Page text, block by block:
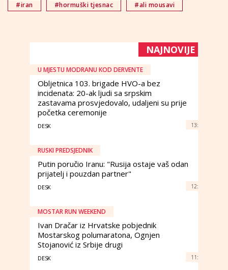
#iran #hormuški tjesnac #ali mousavi
NAJNOVIJE
U MJESTU MODRANU KOD DERVENTE
Obljetnica 103. brigade HVO-a bez
incidenata: 20-ak ljudi sa srpskim
zastavama prosvjedovalo, udaljeni su prije
početka ceremonije
DESK 13:
RUSKI PREDSJEDNIK
Putin poručio Iranu: "Rusija ostaje vaš odan
prijatelj i pouzdan partner"
DESK 12:
MOSTAR RUN WEEKEND
Ivan Dračar iz Hrvatske pobjednik
Mostarskog polumaratona, Ognjen
Stojanović iz Srbije drugi
DESK 11: